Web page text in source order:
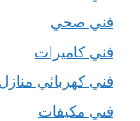
فني صحي
فني كاميرات
فني كهربائي منازل
فني مكيفات